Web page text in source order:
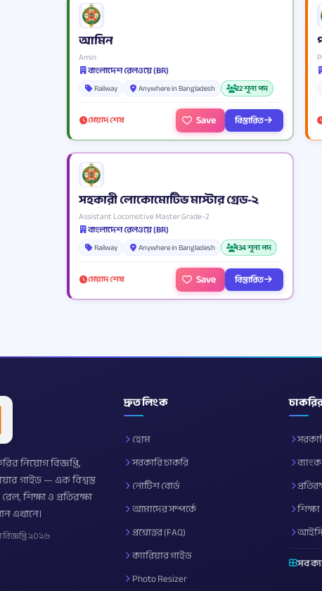
আমিন
Amin
বাংলাদেশ রেলওয়ে (BR)
Railway Anywhere in Bangladesh 22 শূন্য পদ
মেয়াদ শেষ Save বিস্তারিত
সহকারী লোকোমোটিভ মাস্টার গ্রেড-২
Assistant Locomotive Master Grade-2
বাংলাদেশ রেলওয়ে (BR)
Railway Anywhere in Bangladesh 134 শূন্য পদ
মেয়াদ শেষ Save বিস্তারিত
নিয়োগ বিজ্ঞপ্তি,
গাইড — এক বিশ্বস্ত
শিক্ষা ও প্রতিরক্ষা
এখানে।
২০২৬
দ্রুত লিংক
হোম
সরকারি চাকরি
নোটিশ বোর্ড
আমাদের সম্পর্কে
প্রশ্নোত্তর (FAQ)
ক্যারিয়ার গাইড
Photo Resizer
শিক্ষা
সব